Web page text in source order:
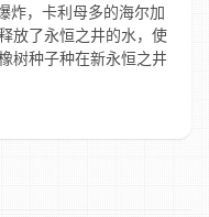
炸，卡利母多的海尔加
放了永恒之井的水，使
树种子种在新永恒之井